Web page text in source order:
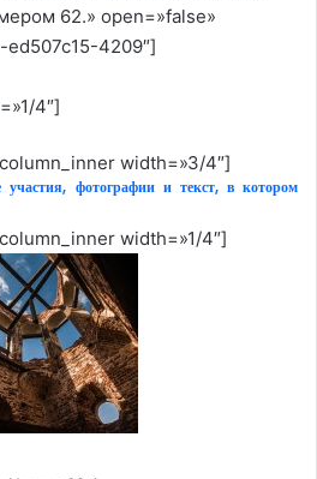
62.» open=»false»
4209″]
4″]
width=»3/4″]
участия, фотографии и текст, в котором
width=»1/4″]